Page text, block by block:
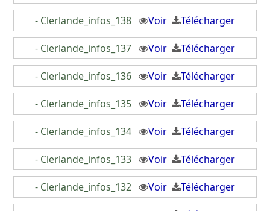
- Clerlande_infos_138 Voir Télécharger
- Clerlande_infos_137 Voir Télécharger
- Clerlande_infos_136 Voir Télécharger
- Clerlande_infos_135 Voir Télécharger
- Clerlande_infos_134 Voir Télécharger
- Clerlande_infos_133 Voir Télécharger
- Clerlande_infos_132 Voir Télécharger